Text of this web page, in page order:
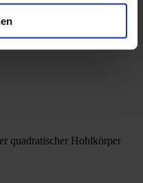
Lurche, als auch größere
quadratischer Hohlkörper